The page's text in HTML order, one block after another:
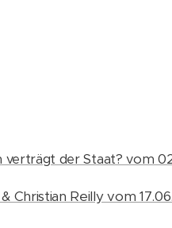
der Staat? vom
Christian Reilly vom